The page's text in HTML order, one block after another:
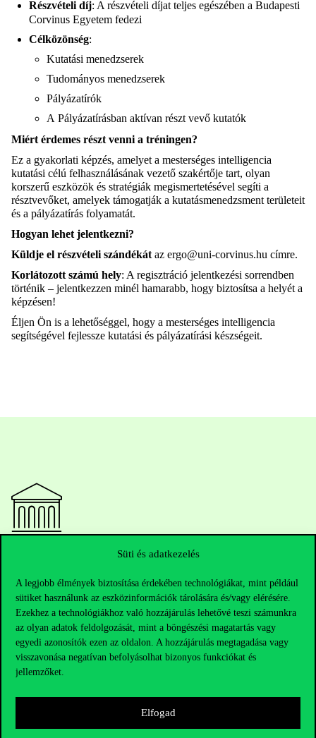
Süti és adatkezelés
A legjobb élmények biztosítása érdekében technológiákat, mint például
sütiket használunk az eszközinformációk tárolására és/vagy elérésére.
Ezekhez a technológiákhoz való hozzájárulás lehetővé teszi számunkra
az olyan adatok feldolgozását, mint a böngészési magatartás vagy
egyedi azonosítók ezen az oldalon. A hozzájárulás megtagadása vagy
visszavonása negatívan befolyásolhat bizonyos funkciókat és
jellemzőket.
Elfogad
Részvételi díj: A részvételi díjat teljes egészében a Budapesti
Corvinus Egyetem fedezi
Célközönség:
Kutatási menedzserek
Tudományos menedzserek
Pályázatírók
A Pályázatírásban aktívan részt vevő kutatók
Miért érdemes részt venni a tréningen?
Ez a gyakorlati képzés, amelyet a mesterséges intelligencia
kutatási célú felhasználásának vezető szakértője tart, olyan
korszerű eszközök és stratégiák megismertetésével segíti a
résztvevőket, amelyek támogatják a kutatásmenedzsment területeit
és a pályázatírás folyamatát.
Hogyan lehet jelentkezni?
Küldje el részvételi szándékát az ergo@uni-corvinus.hu címre.
Korlátozott számú hely: A regisztráció jelentkezési sorrendben
történik – jelentkezzen minél hamarabb, hogy biztosítsa a helyét a
képzésen!
Éljen Ön is a lehetőséggel, hogy a mesterséges intelligencia
segítségével fejlessze kutatási és pályázatírási készségeit.
Telefonszám:+36 1 482 5000
Kérdésed van a felvételivel kapcsolatban?
HUB jelenlegi hallgatóinknak